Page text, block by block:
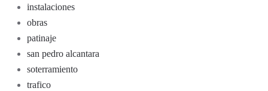
instalaciones
obras
patinaje
san pedro alcantara
soterramiento
trafico